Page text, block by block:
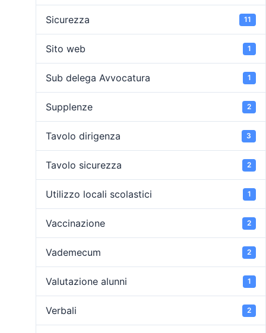
Sicurezza 11
Sito web 1
Sub delega Avvocatura 1
Supplenze 2
Tavolo dirigenza 3
Tavolo sicurezza 2
Utilizzo locali scolastici 1
Vaccinazione 2
Vademecum 2
Valutazione alunni 1
Verbali 2